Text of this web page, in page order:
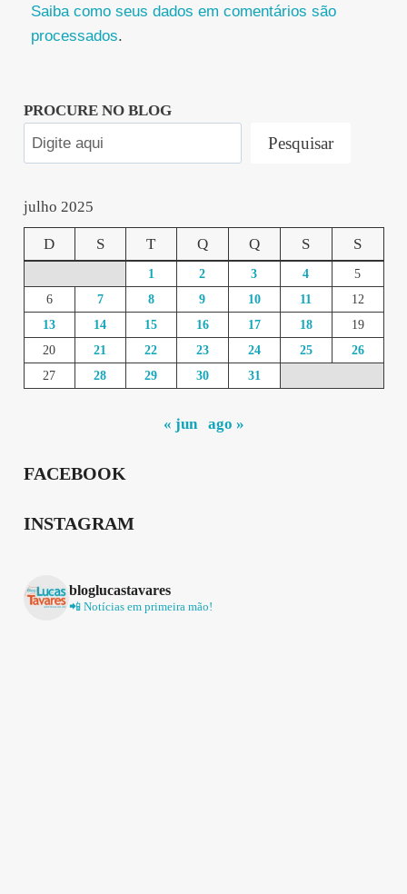
Saiba como seus dados em comentários são
processados.
PROCURE NO BLOG
Pesquisar
julho 2025
D S T Q Q S S
1 2 3 4
5
6
7 8 9 10 11
12
13
14 15 16 17 18
19
20
21 22 23 24 25
26
27
28 29 30 31
« jun ago »
FACEBOOK
INSTAGRAM
bloglucastavares
📲 Notícias em primeira mão!